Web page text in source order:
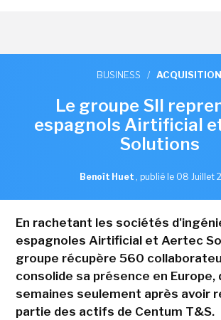
BUSINESS / ACQUISITION
Le groupe SII
espagnols Airtificial
Solutions
Benoît Huet , publié le 08 Juillet
En rachetant les sociétés
espagnoles Airtificial et Aertec
groupe récupère 560
consolide sa présence en Europe,
semaines seulement après avoir
partie des actifs de Centum T&S.